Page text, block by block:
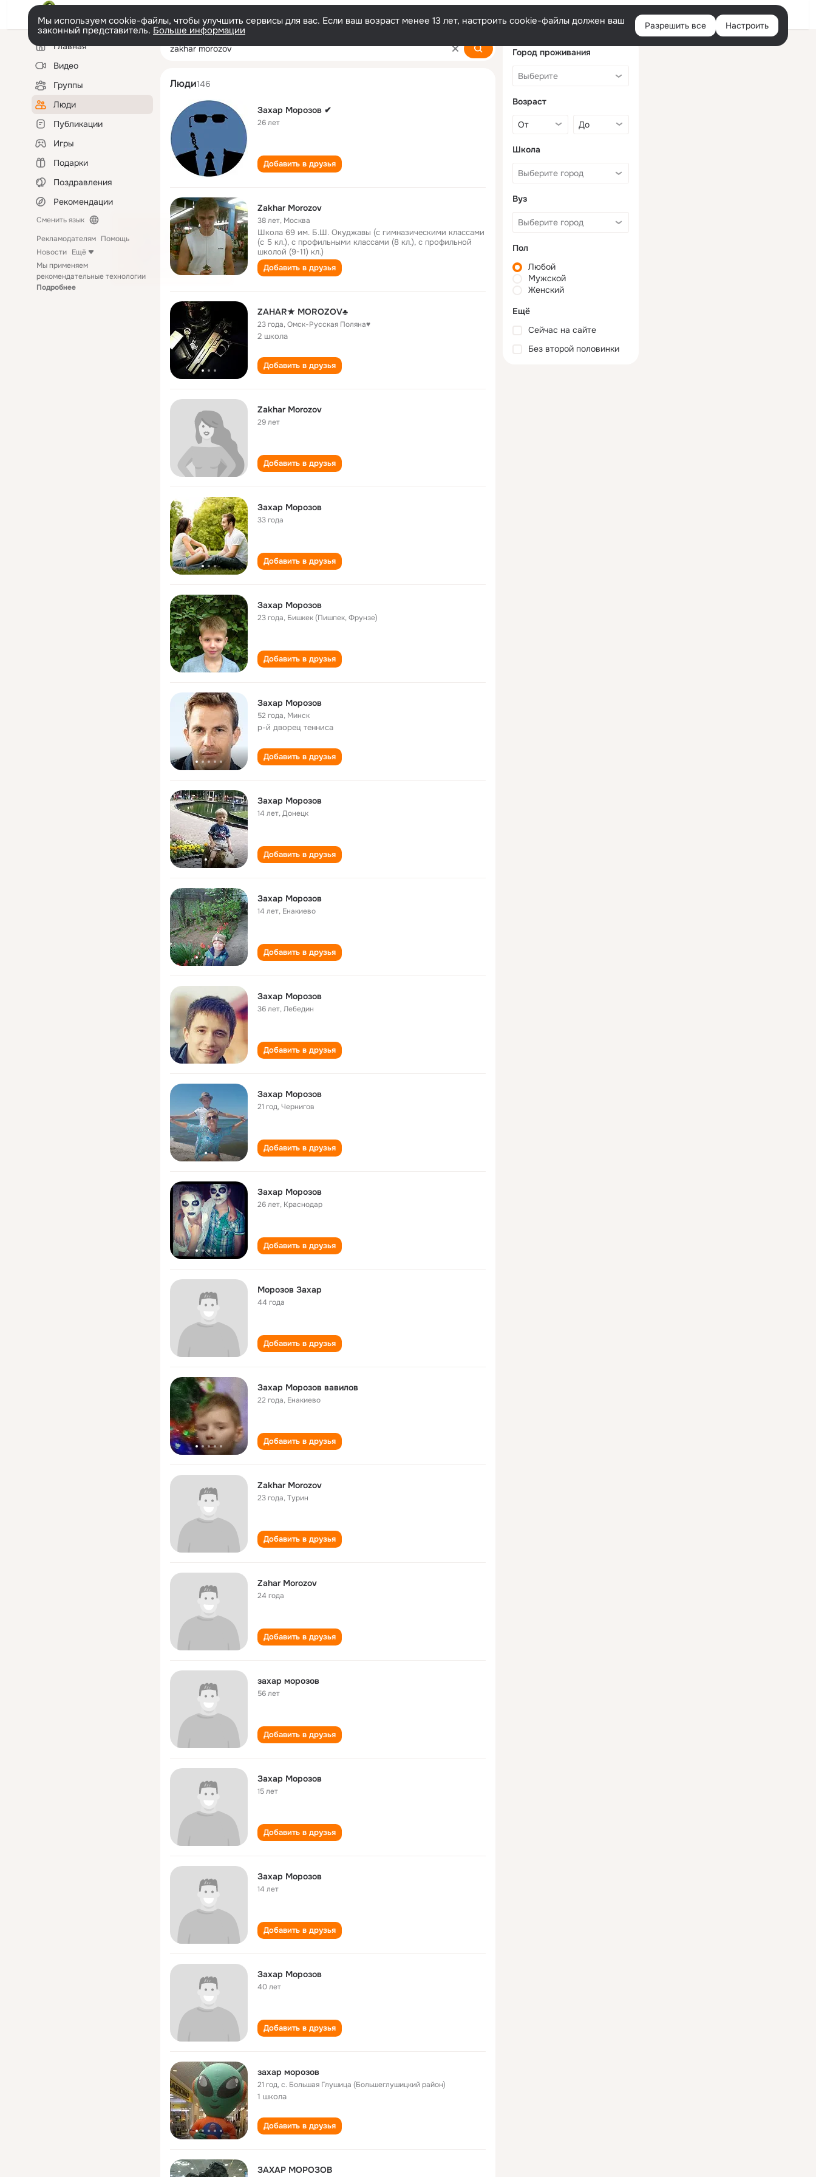
Войти
Мы используем cookie-файлы, чтобы улучшить сервисы для вас. Если ваш возраст менее 13 лет, настроить cookie-файлы должен ваш
законный представитель. Больше информации Разрешить все Настроить
Левая
колонкаГлавная
Видео
Группы
Люди
Публикации
Игры
Подарки
Поздравления
Рекомендации
Сменить язык
Рекламодателям Помощь
Новости Ещё
Мы применяем
рекомендательные технологии
Подробнее
zakhar morozov
Люди146
Захар Морозов ✔
26 лет
Добавить в друзья
Zakhar Morozov
38 лет, Москва
Школа 69 им. Б.Ш. Окуджавы (с гимназическими классами
(с 5 кл.), с профильными классами (8 кл.), с профильной
школой (9-11) кл.)
Добавить в друзья
ZAHAR★ MOROZOV♣
23 года,Омск-Русская Поляна♥
2 школа
Добавить в друзья
Zakhar Morozov
29 лет
Добавить в друзья
Захар Морозов
33 года
Добавить в друзья
Захар Морозов
23 года, Бишкек (Пишпек, Фрунзе)
Добавить в друзья
Захар Морозов
52 года, Минск
р-й дворец тенниса
Добавить в друзья
Захар Морозов
14 лет,Донецк
Добавить в друзья
Захар Морозов
14 лет, Енакиево
Добавить в друзья
Захар Морозов
36 лет,Лебедин
Добавить в друзья
Захар Морозов
21 год,Чернигов
Добавить в друзья
Захар Морозов
26 лет, Краснодар
Добавить в друзья
Морозов Захар
44 года
Добавить в друзья
Захар Морозов вавилов
22 года, Енакиево
Добавить в друзья
Zakhar Morozov
23 года,Турин
Добавить в друзья
Zahar Morozov
24 года
Добавить в друзья
захар морозов
56 лет
Добавить в друзья
Захар Морозов
15 лет
Добавить в друзья
Захар Морозов
14 лет
Добавить в друзья
Захар Морозов
40 лет
Добавить в друзья
захар морозов
21 год,с. Большая Глушица (Большеглушицкий район)
1 школа
Добавить в друзья
ЗАХАР МОРОЗОВ
Город проживания
Возраст
Школа
Вуз
Пол
Любой
Мужской
Женский
Ещё
Сейчас на сайте
Без второй половинки